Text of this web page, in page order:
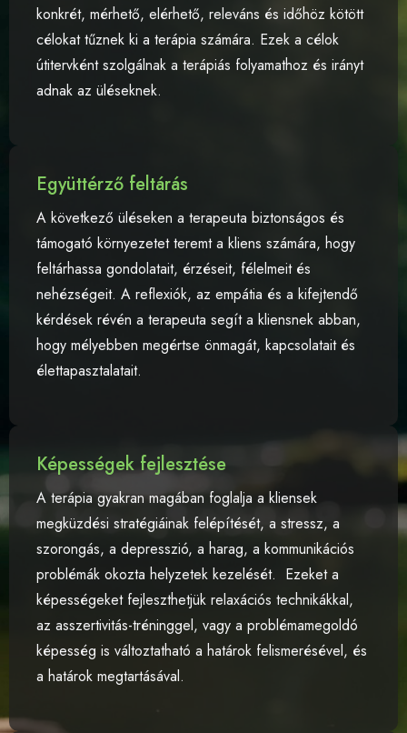
konkrét, mérhető, elérhető, releváns és időhöz kötött
célokat tűznek ki a terápia számára. Ezek a célok
útitervként szolgálnak a terápiás folyamathoz és irányt
adnak az üléseknek.
Együttérző feltárás
A következő üléseken a terapeuta biztonságos és
támogató környezetet teremt a kliens számára, hogy
feltárhassa gondolatait, érzéseit, félelmeit és
nehézségeit. A reflexiók, az empátia és a kifejtendő
kérdések révén a terapeuta segít a kliensnek abban,
hogy mélyebben megértse önmagát, kapcsolatait és
élettapasztalatait.
Képességek fejlesztése
A terápia gyakran magában foglalja a kliensek
megküzdési stratégiáinak felépítését, a stressz, a
szorongás, a depresszió, a harag, a kommunikációs
problémák okozta helyzetek kezelését. Ezeket a
képességeket fejleszthetjük relaxációs technikákkal,
az asszertivitás-tréninggel, vagy a problémamegoldó
képesség is változtatható a határok felismerésével, és
a határok megtartásával.